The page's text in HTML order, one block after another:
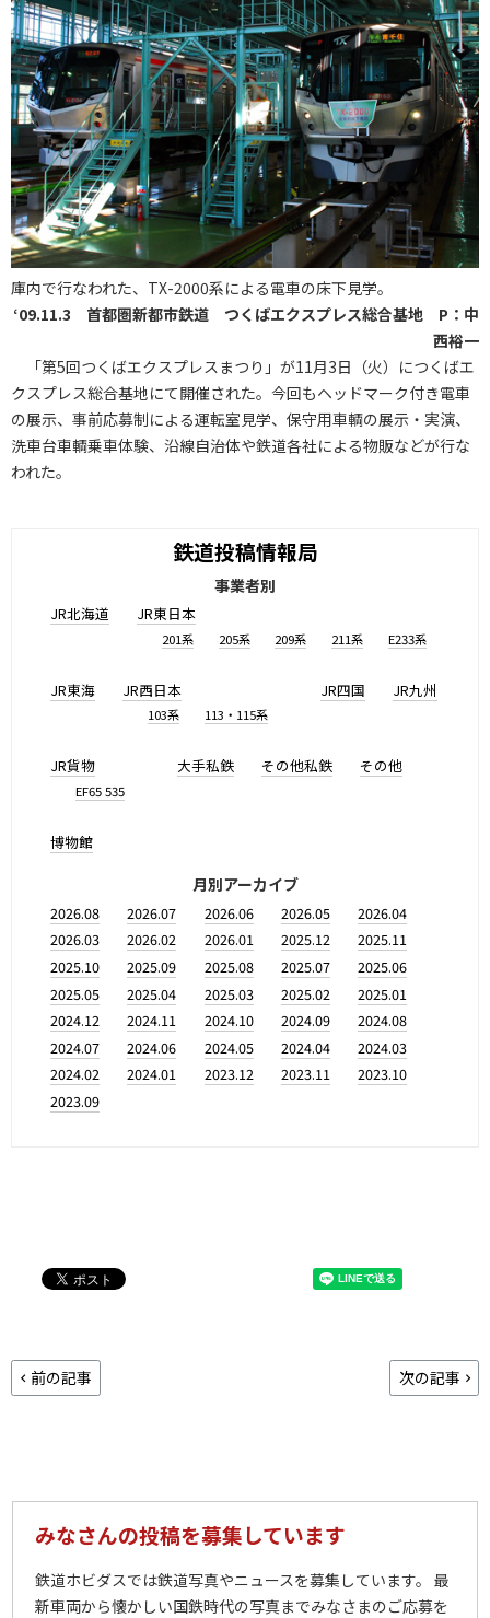
庫内で行なわれた、TX-2000系による電車の床下見学。
‘09.11.3 首都圏新都市鉄道 つくばエクスプレス総合基地 P：中
西裕一
「第5回つくばエクスプレスまつり」が11月3日（火）につくばエ
クスプレス総合基地にて開催された。今回もヘッドマーク付き電車
の展示、事前応募制による運転室見学、保守用車輌の展示・実演、
洗車台車輌乗車体験、沿線自治体や鉄道各社による物販などが行な
われた。
鉄道投稿情報局
事業者別
JR北海道 JR東日本
201系 205系 209系 211系 E233系
JR東海 JR西日本
103系 113・115系
JR四国 JR九州
JR貨物
EF65 535
大手私鉄 その他私鉄 その他
博物館
月別アーカイブ
2026.08 2026.07 2026.06 2026.05
2026.04
2026.03
2026.02 2026.01 2025.12
2025.11
2025.10
2025.09 2025.08 2025.07
2025.06
2025.05
2025.04 2025.03 2025.02
2025.01
2024.12
2024.11 2024.10 2024.09
2024.08
2024.07
2024.06 2024.05 2024.04
2024.03
2024.02
2024.01 2023.12 2023.11
2023.10
2023.09
前の記事 次の記事
みなさんの投稿を募集しています
鉄道ホビダスでは鉄道写真やニュースを募集しています。 最
新車両から懐かしい国鉄時代の写真までみなさまのご応募を